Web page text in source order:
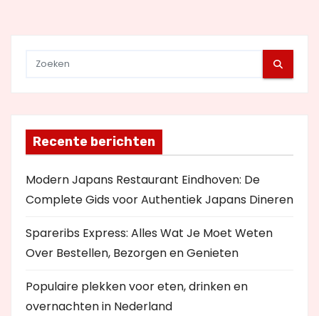
Recente berichten
Modern Japans Restaurant Eindhoven: De
Complete Gids voor Authentiek Japans Dineren
Spareribs Express: Alles Wat Je Moet Weten
Over Bestellen, Bezorgen en Genieten
Populaire plekken voor eten, drinken en
overnachten in Nederland